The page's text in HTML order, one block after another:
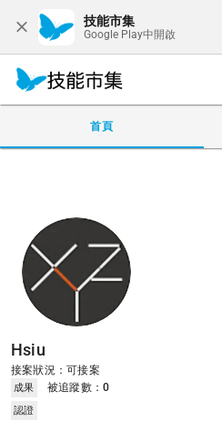
技能市集
Google Play中開啟
首頁
Hsiu
接案狀況：可接案
成果 被追蹤數：0
認證